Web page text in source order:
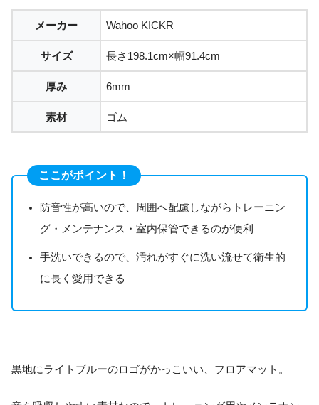
メーカー Wahoo KICKR
サイズ 長さ198.1cm×幅91.4cm
厚み 6mm
素材 ゴム
ここがポイント！
防音性が高いので、周囲へ配慮しながらトレーニン
グ・メンテナンス・室内保管できるのが便利
手洗いできるので、汚れがすぐに洗い流せて衛生的
に長く愛用できる
黒地にライトブルーのロゴがかっこいい、フロアマット。